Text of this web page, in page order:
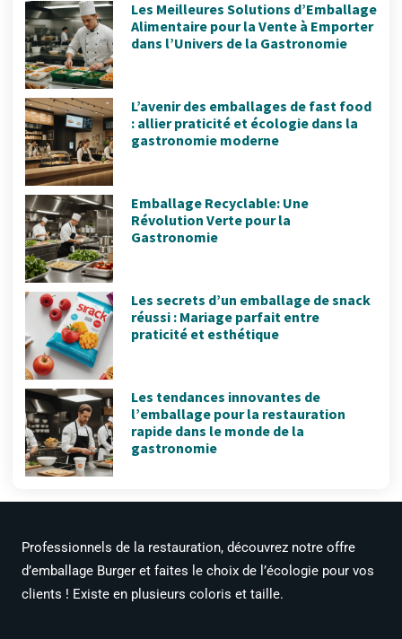
Les Meilleures Solutions d’Emballage
Alimentaire pour la Vente à Emporter
dans l’Univers de la Gastronomie
L’avenir des emballages de fast food
: allier praticité et écologie dans la
gastronomie moderne
Emballage Recyclable: Une
Révolution Verte pour la
Gastronomie
Les secrets d’un emballage de snack
réussi : Mariage parfait entre
praticité et esthétique
Les tendances innovantes de
l’emballage pour la restauration
rapide dans le monde de la
gastronomie
Professionnels de la restauration, découvrez notre offre
d’emballage Burger et faites le choix de l’écologie pour vos
clients ! Existe en plusieurs coloris et taille.